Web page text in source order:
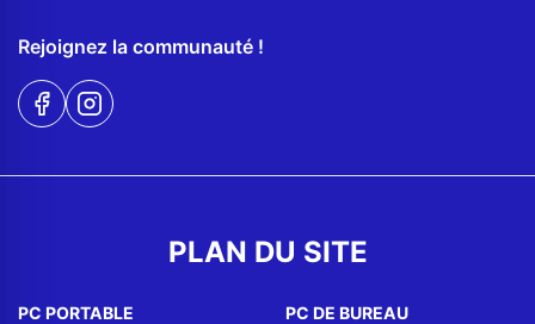
Rejoignez la communauté !
PLAN DU SITE
PC PORTABLE PC DE BUREAU